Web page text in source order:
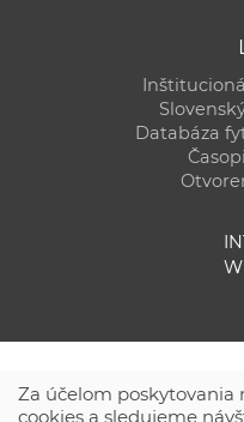
Databáza
Za účelom poskytovania
cookies a sledujeme